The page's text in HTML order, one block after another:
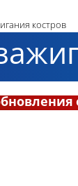
костров